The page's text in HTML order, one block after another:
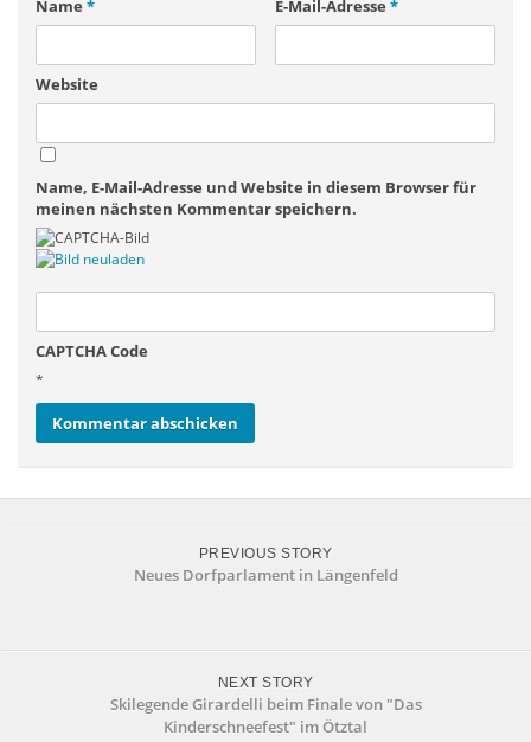
Name * E-Mail-Adresse *
Website
Name, E-Mail-Adresse und Website in diesem Browser für
meinen nächsten Kommentar speichern.
CAPTCHA Code
*
PREVIOUS STORY
Neues Dorfparlament in Längenfeld
NEXT STORY
Skilegende Girardelli beim Finale von "Das
Kinderschneefest" im Ötztal